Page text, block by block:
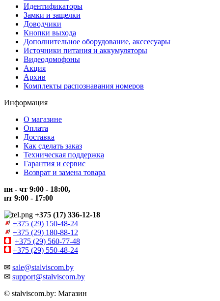
Идентификаторы
Замки и защелки
Доводчики
Кнопки выхода
Дополнительное оборудование, акссесуары
Источники питания и аккумуляторы
Видеодомофоны
Акция
Архив
Комплекты распознавания номеров
Информация
О магазине
Оплата
Доставка
Как сделать заказ
Техническая поддержка
Гарантия и сервис
Возврат и замена товара
пн - чт 9:00 - 18:00,
пт 9:00 - 17:00
+375 (17) 336-12-18
+375 (29) 150-48-24
+375 (29) 180-88-12
+375 (29) 560-77-48
+375 (29) 550-48-24
✉ sale@stalviscom.by
✉ support@stalviscom.by
© stalviscom.by: Магазин